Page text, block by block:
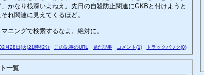
かなり根深いよねえ。先日の自殺防止関連にGKBと付けようと
れ関連に見えてくるほど。
ニングで検索するなよ。絶対に。
月28日(火)21時42分 この記事のURL 見た記事 コメント(1) トラックバック(0)
一覧